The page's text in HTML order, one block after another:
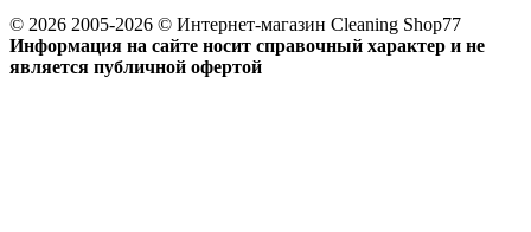
© 2026 2005-2026 © Интернет-магазин Cleaning Shop77
Информация на сайте носит справочный характер и не
является публичной офертой